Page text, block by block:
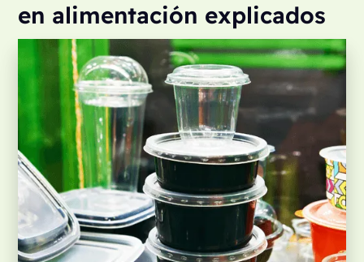
en alimentación explicados